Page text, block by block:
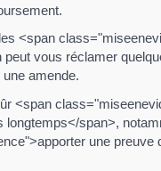
<span
peut vous réclamer
amende.
<span
longtemps</span>,
une preuve